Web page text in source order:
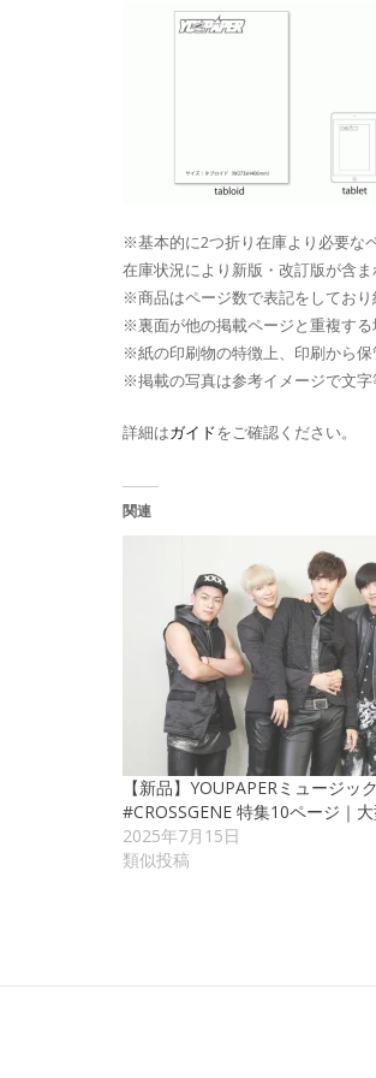
※基本的に2つ折り在庫より必要な
在庫状況により新版・改訂版が含ま
※商品はページ数で表記をしており
※裏面が他の掲載ページと重複する
※紙の印刷物の特徴上、印刷から保
※掲載の写真は参考イメージで文字
詳細はガイドをご確認ください。
関連
【新品】YOUPAPERミュージッ
#CROSSGENE 特集10ページ｜
2025年7月15日
類似投稿